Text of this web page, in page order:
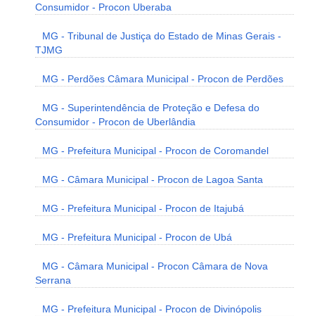
Consumidor - Procon Uberaba
MG - Tribunal de Justiça do Estado de Minas Gerais -
TJMG
MG - Perdões Câmara Municipal - Procon de Perdões
MG - Superintendência de Proteção e Defesa do
Consumidor - Procon de Uberlândia
MG - Prefeitura Municipal - Procon de Coromandel
MG - Câmara Municipal - Procon de Lagoa Santa
MG - Prefeitura Municipal - Procon de Itajubá
MG - Prefeitura Municipal - Procon de Ubá
MG - Câmara Municipal - Procon Câmara de Nova
Serrana
MG - Prefeitura Municipal - Procon de Divinópolis